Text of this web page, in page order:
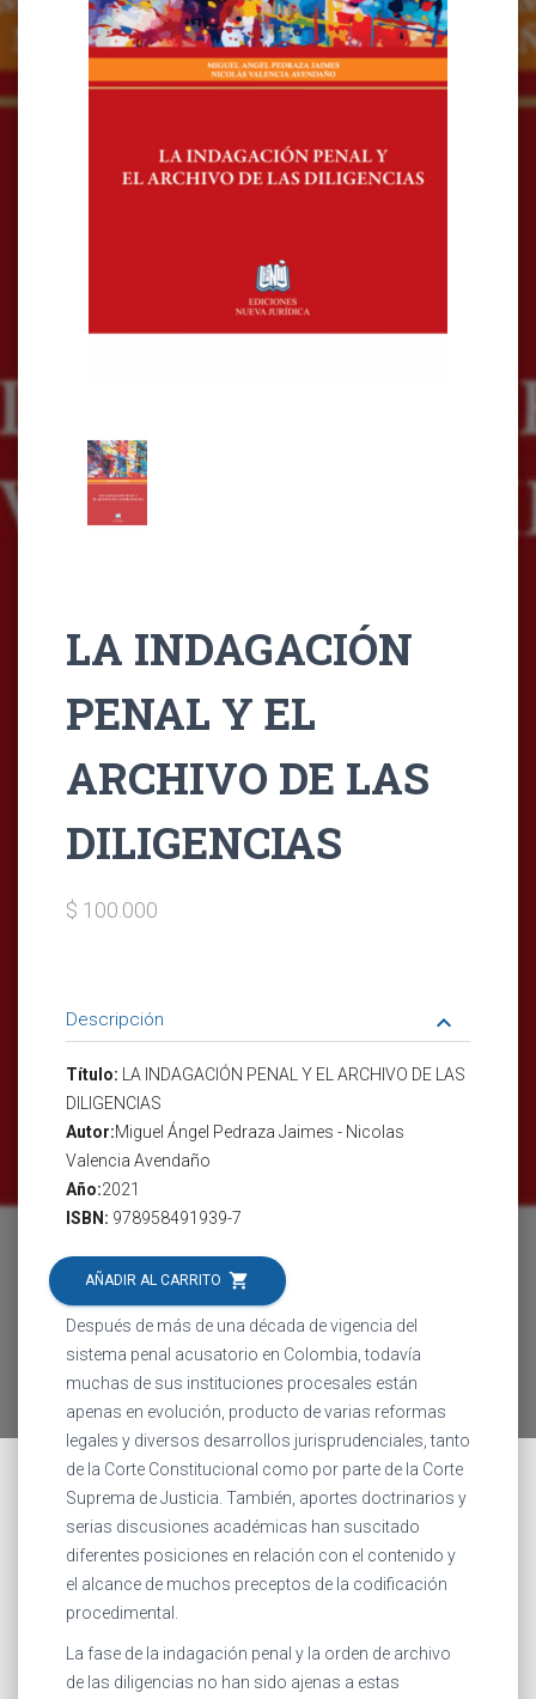
LA INDAGACIÓN
PENAL Y EL
ARCHIVO DE LAS
DILIGENCIAS
$ 100.000
Descripción keyboard_arrow_down
Título: LA INDAGACIÓN PENAL Y EL ARCHIVO DE LAS
DILIGENCIAS
Autor:Miguel Ángel Pedraza Jaimes - Nicolas
Valencia Avendaño
Año:2021
ISBN: 978958491939-7
AÑADIR AL CARRITO shopping_cart
Después de más de una década de vigencia del
sistema penal acusatorio en Colombia, todavía
muchas de sus instituciones procesales están
apenas en evolución, producto de varias reformas
legales y diversos desarrollos jurisprudenciales, tanto
de la Corte Constitucional como por parte de la Corte
Suprema de Justicia. También, aportes doctrinarios y
serias discusiones académicas han suscitado
diferentes posiciones en relación con el contenido y
el alcance de muchos preceptos de la codificación
procedimental.
La fase de la indagación penal y la orden de archivo
de las diligencias no han sido ajenas a estas